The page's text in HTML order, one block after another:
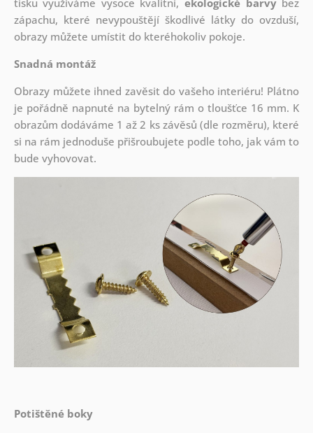
tisku využíváme vysoce kvalitní,ekologické barvybez
zápachu, které nevypouštějí škodlivé látky do ovzduší,
obrazy můžete umístit do kteréhokoliv pokoje.
Snadná montáž
Obrazy můžete ihned zavěsit do vašeho interiéru! Plátno
je pořádně napnuté na bytelný rám o tloušťce 16 mm. K
obrazům dodáváme 1 až 2 ks závěsů (dle rozměru), které
si na rám jednoduše přišroubujete podle toho, jak vám to
bude vyhovovat.
Potištěné boky